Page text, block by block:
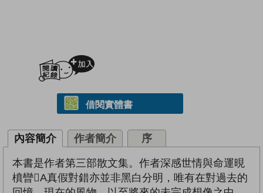
借閱實體書
內容簡介 作者簡介 序
本書是作者第三部散文集。作者深感世情與命運晛
橨矕A真假對錯亦並非黑白分明，唯有在對過去的